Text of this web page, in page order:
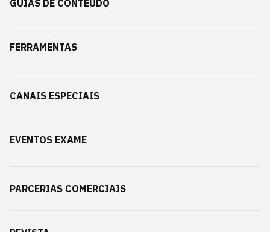
GUIAS DE CONTEÚDO
FERRAMENTAS
CANAIS ESPECIAIS
EVENTOS EXAME
PARCERIAS COMERCIAIS